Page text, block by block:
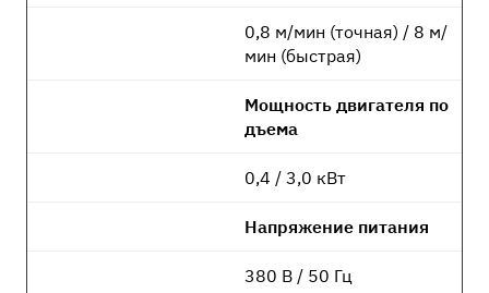
0,8 м/мин (точная) / 8 м/
мин (быстрая)
Мощность двигателя по
дъема
0,4 / 3,0 кВт
Напряжение питания
380 В / 50 Гц